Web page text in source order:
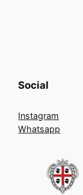
Social
Instagram
Whatsapp